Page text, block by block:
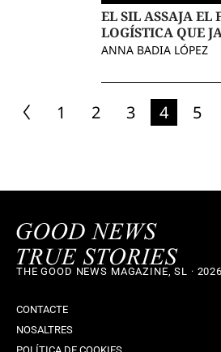
EL SIL ASSAJA EL
LOGÍSTICA QUE
ANNA BADIA LÓPEZ
1 2 3 4 5
THE GOOD NEWS MAGAZINE, SL ·
CONTACTE
NOSALTRES